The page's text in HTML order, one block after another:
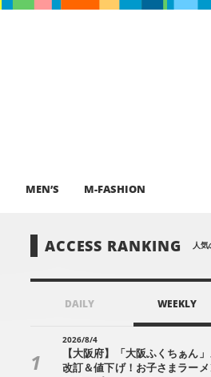
MEN’S M-FASHION
ACCESS RANKING 人
DAILY WEEKLY
2026/8/4
【大阪府】「大阪ふくちぁん
改訂＆値下げ！お子さまラー